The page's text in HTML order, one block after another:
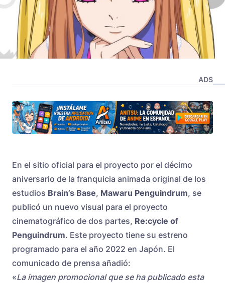
ADS
En el sitio oficial para el proyecto por el décimo
aniversario de la franquicia animada original de los
estudios Brain’s Base, Mawaru Penguindrum, se
publicó un nuevo visual para el proyecto
cinematográfico de dos partes, Re:cycle of
Penguindrum. Este proyecto tiene su estreno
programado para el año 2022 en Japón. El
comunicado de prensa añadió:
«La imagen promocional que se ha publicado esta